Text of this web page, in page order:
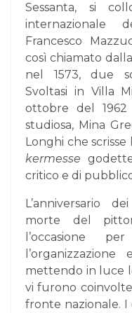
Sessanta, si
internazionale
Francesco
così chiamato
nel 1573, due
Svoltasi in Villa
ottobre del
studiosa, Mina
Longhi che
kermesse
critico e di
L’anniversario
morte del
l’occasione
mettendo in luce
vi furono
fronte nazionale.